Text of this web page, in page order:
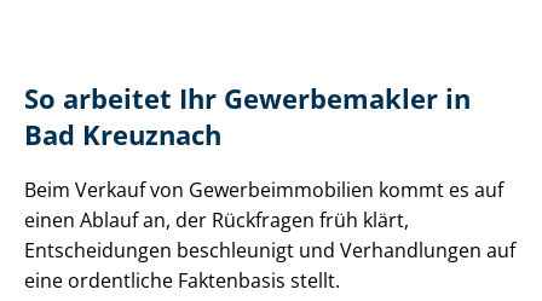
So arbeitet Ihr Gewerbemakler in
Bad Kreuznach
Beim Verkauf von Ge­wer­be­im­mo­bi­li­en kommt es auf
einen Ablauf an, der Rückfragen früh klärt,
Entscheidungen beschleunigt und Verhandlungen auf
eine ordentliche Faktenbasis stellt.